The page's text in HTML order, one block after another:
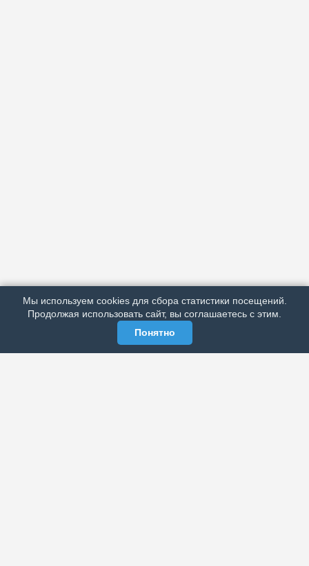
РЕКЛАМА У НАС
МЫ В СОЦСЕТЯХ
Мы используем cookies для сбора статистики посещений.
Продолжая использовать сайт, вы соглашаетесь с этим.
Понятно